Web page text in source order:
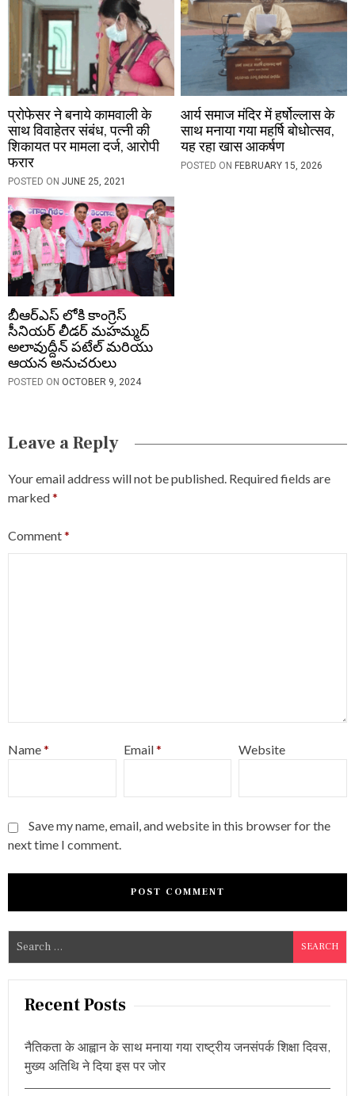
प्रोफेसर ने बनाये कामवाली के
साथ विवाहेतर संबंध, पत्नी की
शिकायत पर मामला दर्ज, आरोपी
फरार
POSTED ON JUNE 25, 2021
आर्य समाज मंदिर में हर्षोल्लास के
साथ मनाया गया महर्षि बोधोत्सव,
यह रहा खास आकर्षण
POSTED ONFEBRUARY 15, 2026
బీఆర్ఎస్ లోకి కాంగ్రెస్
సీనియర్ లీడర్ మహమ్మద్
అలావుద్దీన్ పటేల్ మరియు
ఆయన అనుచరులు
POSTED ON OCTOBER 9, 2024
Leave a Reply
Your email address will not be published. Required fields are
marked*
Comment*
Name* Email* Website
Save my name, email, and website in this browser for the
next time I comment.
e
a
Recent Posts
नैतिकता के आह्वान के साथ मनाया गया राष्ट्रीय जनसंपर्क शिक्षा दिवस,
मुख्य अतिथि ने दिया इस पर जोर